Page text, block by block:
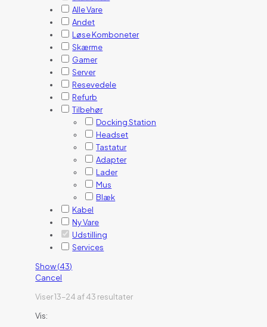
Alle Vare
Andet
Løse Komboneter
Skærme
Gamer
Server
Resevedele
Refurb
Tilbehør
Docking Station
Headset
Tastatur
Adapter
Lader
Mus
Blæk
Kabel
Ny Vare
Udstilling
Services
Show(43)
Cancel
Viser 13–24 af 43 resultater
Vis: